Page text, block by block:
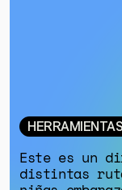
HERRAMIENTAS
Este es un
distintas